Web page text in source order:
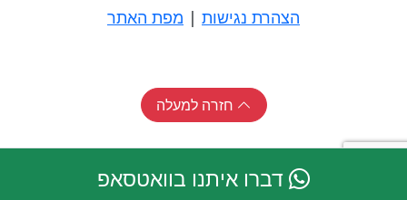
הצהרת נגישות | מפת האתר
חזרה למעלה
דברו איתנו בוואטסאפ